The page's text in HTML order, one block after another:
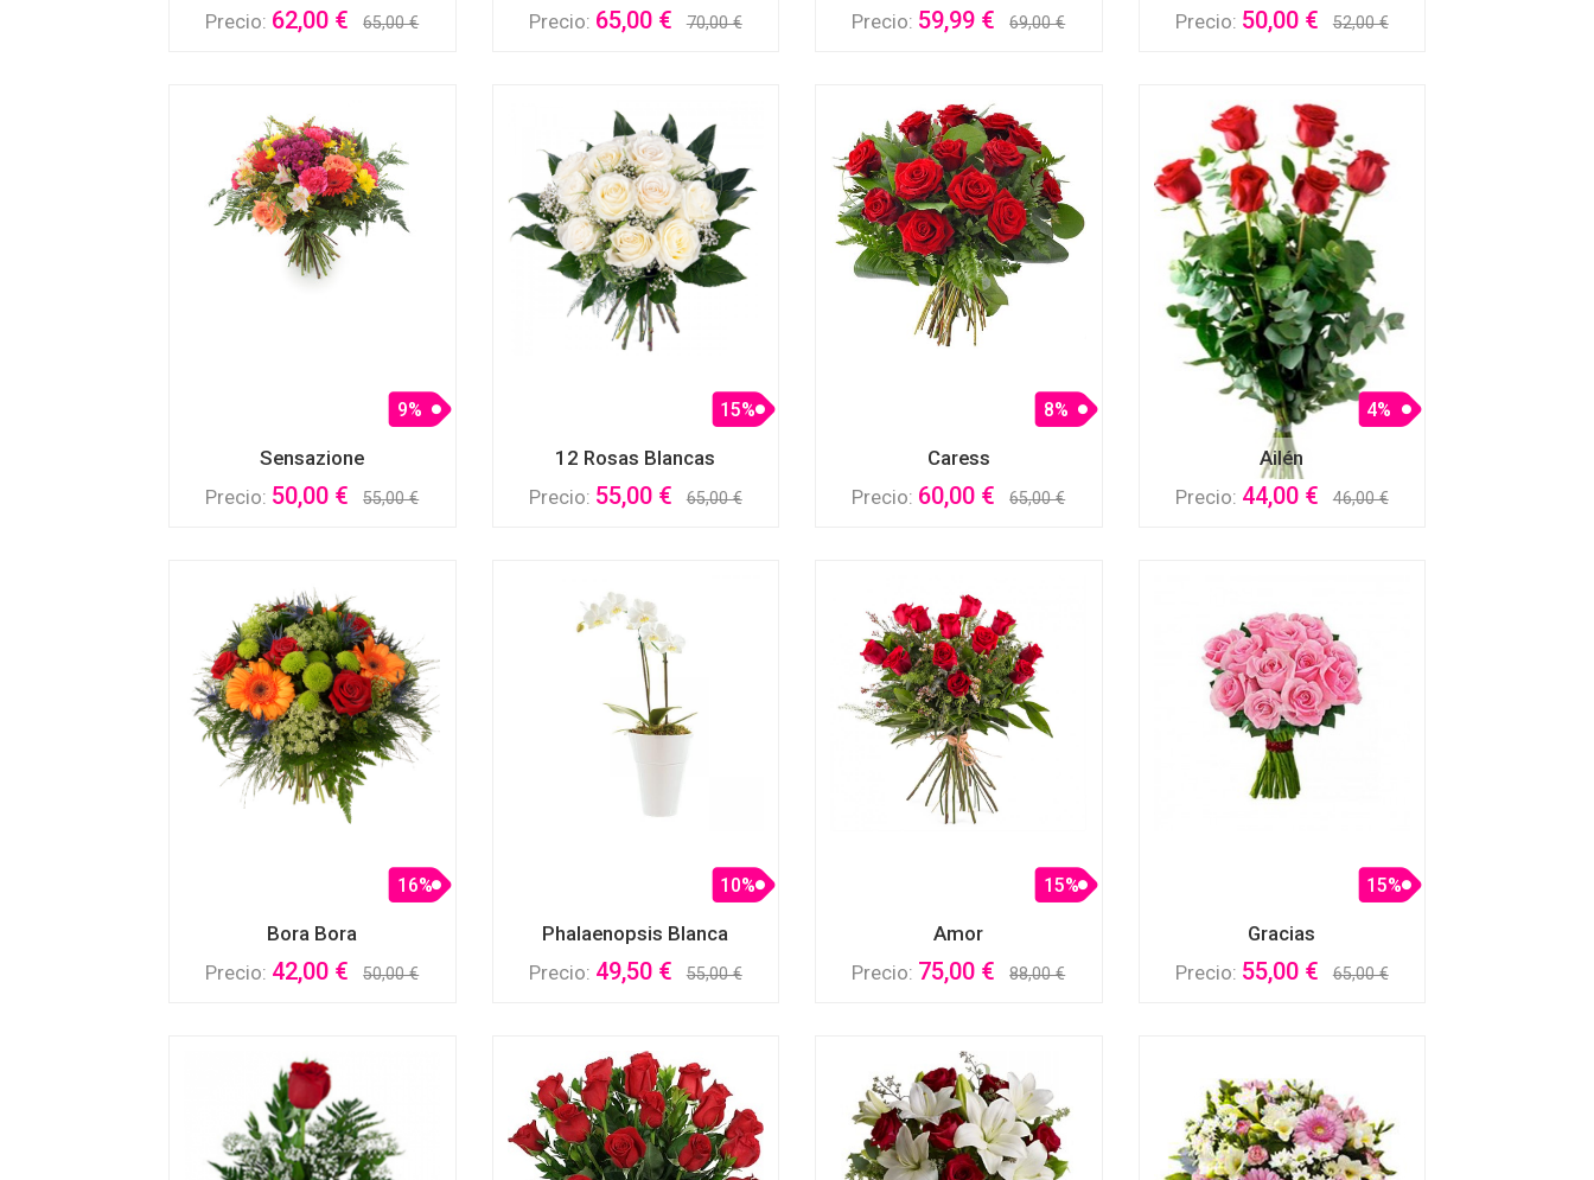
Precio: 62,00 € 65,00 € Precio: 65,00 € 70,00 € Precio: 59,99 € 69,00 € Precio: 50,00 € 52,00 €
Sensazione
9%
Precio: 50,00 € 55,00 €
12 Rosas Blancas
15%
Precio: 55,00 € 65,00 €
Caress
8%
Precio: 60,00 € 65,00 €
Ailén
4%
Precio: 44,00 € 46,00 €
Bora Bora
16%
Precio: 42,00 € 50,00 €
Phalaenopsis Blanca
10%
Precio: 49,50 € 55,00 €
Amor
15%
Precio: 75,00 € 88,00 €
Gracias
15%
Precio: 55,00 € 65,00 €